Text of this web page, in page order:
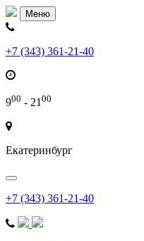
Меню
+7 (343) 361-21-40
900 - 21 00
Екатеринбург
Меню
+7 (343) 361-21-40